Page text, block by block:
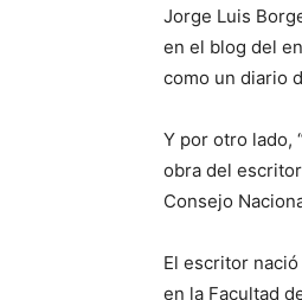
Jorge Luis
en el blog del
como un diario
Y por otro lado,
obra del
Consejo
El escritor
en la Facultad